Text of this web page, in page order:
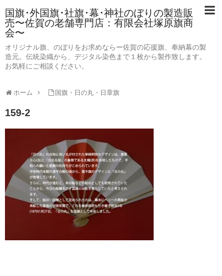
国旗･外国旗･社旗･幕･神社のぼりの製造販
売〜佐賀の老舗専門店：有限会社塚原旗商
会〜
オリジナル旗、のぼりをお求めならー佐賀の応援旗、奉納幕の製
造元。伝統染織から、デジタル染色まで１枚から製作致します。
お気軽にご相談ください。
ホーム 国旗・日の丸・日章旗
159-2